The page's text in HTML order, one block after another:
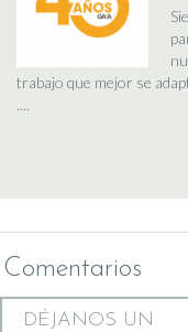
trabajo que mejor se
....
Comentarios
DÉJANOS UN